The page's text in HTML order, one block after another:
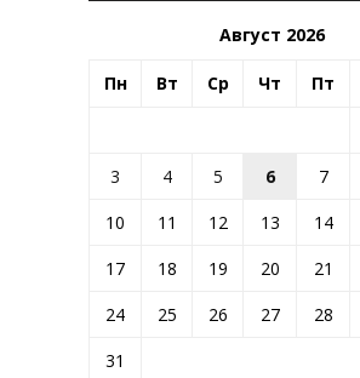
Август 2026
Пн Вт Ср Чт Пт
3
4 5 6 7
10
11 12 13 14
17
18 19 20 21
24
25 26 27 28
31